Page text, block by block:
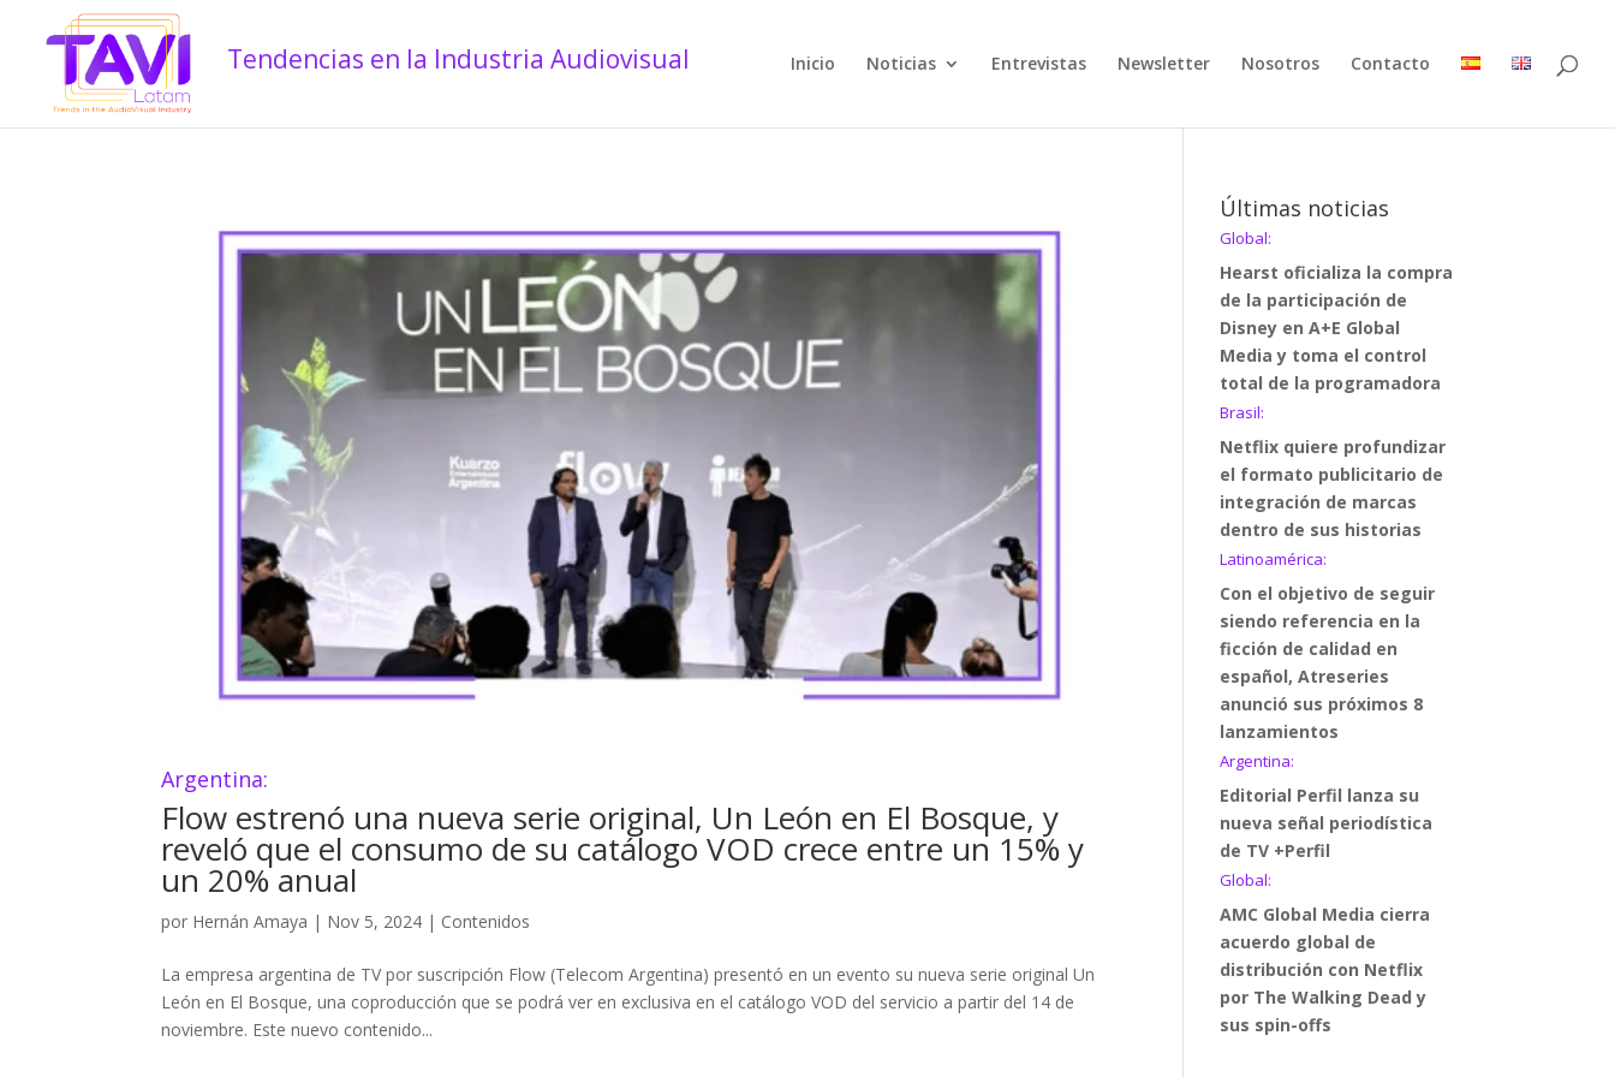
Inicio Noticias Entrevistas Newsletter Nosotros Contacto
Argentina:
Flow estrenó una nueva serie original, Un León en El Bosque, y
reveló que el consumo de su catálogo VOD crece entre un 15% y
un 20% anual
por Hernán Amaya | Nov 5, 2024 | Contenidos
La empresa argentina de TV por suscripción Flow (Telecom Argentina) presentó en un evento su nueva serie original Un
León en El Bosque, una coproducción que se podrá ver en exclusiva en el catálogo VOD del servicio a partir del 14 de
noviembre. Este nuevo contenido...
Últimas noticias
Global:
Hearst oficializa la compra
de la participación de
Disney en A+E Global
Media y toma el control
total de la programadora
Brasil:
Netflix quiere profundizar
el formato publicitario de
integración de marcas
dentro de sus historias
Latinoamérica:
Con el objetivo de seguir
siendo referencia en la
ficción de calidad en
español, Atreseries
anunció sus próximos 8
lanzamientos
Argentina:
Editorial Perfil lanza su
nueva señal periodística
de TV +Perfil
Global:
AMC Global Media cierra
acuerdo global de
distribución con Netflix
por The Walking Dead y
sus spin-offs